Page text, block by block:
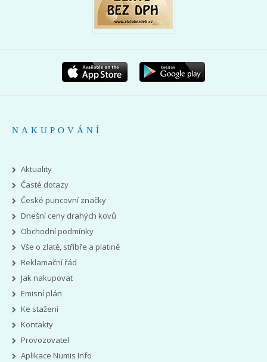
NAKUPOVÁNÍ
Aktuality
Časté dotazy
České puncovní značky
Dnešní ceny drahých kovů
Obchodní podmínky
Vše o zlatě, stříbře a platině
Reklamační řád
Jak nakupovat
Emisní plán
Ke stažení
Kontakty
Provozovatel
Aplikace Numis Info